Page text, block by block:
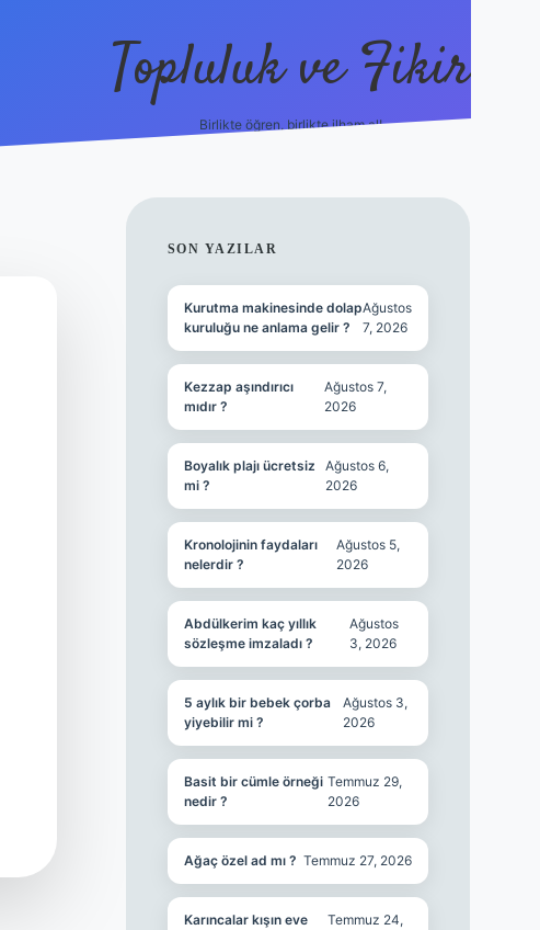
Topluluk ve Fikir
Birlikte öğren, birlikte ilham al!
SIDEBAR
SON YAZILAR
Kurutma makinesinde dolap
kuruluğu ne anlama gelir ?
Ağustos
7, 2026
Kezzap aşındırıcı
mıdır ?
Ağustos 7,
2026
Boyalık plajı ücretsiz
mi ?
Ağustos 6,
2026
Kronolojinin faydaları
nelerdir ?
Ağustos 5,
2026
Abdülkerim kaç yıllık
sözleşme imzaladı ?
Ağustos
3, 2026
5 aylık bir bebek çorba
yiyebilir mi ?
Ağustos 3,
2026
Basit bir cümle örneği
nedir ?
Temmuz 29,
2026
Ağaç özel ad mı ? Temmuz 27, 2026
Karıncalar kışın eve
Temmuz 24,
grandoperabet